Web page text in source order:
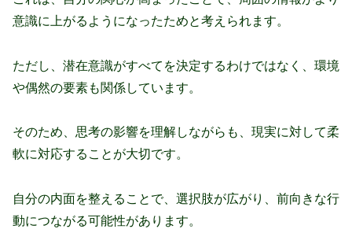
意識に上がるようになったためと考えられます。
ただし、潜在意識がすべてを決定するわけではなく、環境
や偶然の要素も関係しています。
そのため、思考の影響を理解しながらも、現実に対して柔
軟に対応することが大切です。
自分の内面を整えることで、選択肢が広がり、前向きな行
動につながる可能性があります。